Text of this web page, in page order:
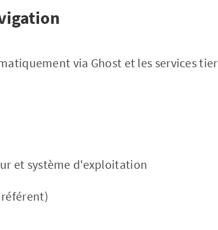
via Ghost et les services
et système d'exploitation